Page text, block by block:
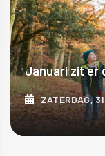
Januari zit er
ZATERDAG,